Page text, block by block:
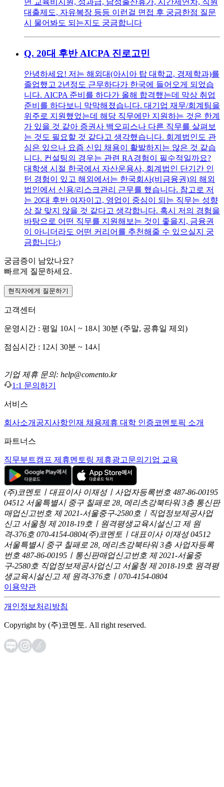
대출제도, 자유복장 등등 이런걸 면접 후 궁금한점 질문
시 물어봐도 되는지도 궁금합니다
Q. 20대 후반 AICPA 진로고민
안녕하세요! 저는 해외대(아시아 탑 대학교, 경제학과)를
졸업했고 2년정도 근무하다가 한국에 들어오게 되었습
니다. AICPA 준비를 하다가 올해 합격했는데 막상 취업
준비를 하다보니 막막해졌습니다. 대기업 재무/회계팀을
위주로 지원했었는데 해당 직무에만 지원하는 것은 한계
가 있을 것 같아 증권사 백오피스나 다른 직무를 살펴보
는 것도 필요할 것 같다고 생각했습니다. 회계법인도 관
심은 있으나 요즘 신입 채용이 활발하지는 않은 것 같습
니다. 컨설팅의 경우는 관련 RA경험이 필수적일까요?
대학생 시절 한국에서 자산운용사, 회계법인 단기간 인
턴 경험이 있고 해외에서는 한국회사(비금융권)의 해외
법인에서 신용/리스크관리 근무를 했습니다. 참고로 저
는 20대 후반 여자이고, 영업이 중심이 되는 직무는 성향
상 잘 맞지 않을 것 같다고 생각합니다. 혹시 저의 경험을
바탕으로 어떤 직무를 지원해보는 것이 좋을지, 금융권
이 아니더라도 어떤 커리어를 추천해줄 수 있으실지 궁
금합니다:)
궁금증이 남았나요?
빠르게 질문하세요.
현직자에게 질문하기
고객센터
운영시간 : 평일 10시 ~ 18시 30분 (주말, 공휴일 제외)
점심시간 : 12시 30분 ~ 14시
기업 제휴 문의: help@comento.kr
1:1 문의하기
서비스
회사소개 공지사항인재 채용제휴 대학 인증코멘토픽 소개
파트너스
직무부트캠프 제휴멘토링 제휴광고문의 기업 교육
(주)코멘토ㅣ대표이사 이재성ㅣ사업자등록번호 487-86-00195
04512 서울특별시 중구 칠패로 28, 메리츠강북타워 3층 통신판
매업신고번호 제 2021-서울중구-2580호ㅣ직업정보제공사업
신고 서울청 제 2018-19호ㅣ원격평생교육시설신고 제 원
격-376호 070-4154-0804(주)코멘토ㅣ대표이사 이재성 04512
서울특별시 중구 칠패로 28, 메리츠강북타워 3층 사업자등록
번호 487-86-00195ㅣ통신판매업신고번호 제 2021-서울중
구-2580호 직업정보제공사업신고 서울청 제 2018-19호 원격평
생교육시설신고 제 원격-376호ㅣ070-4154-0804
이용약관
개인정보처리방침
Copyright by (주)코멘토. All right reserved.